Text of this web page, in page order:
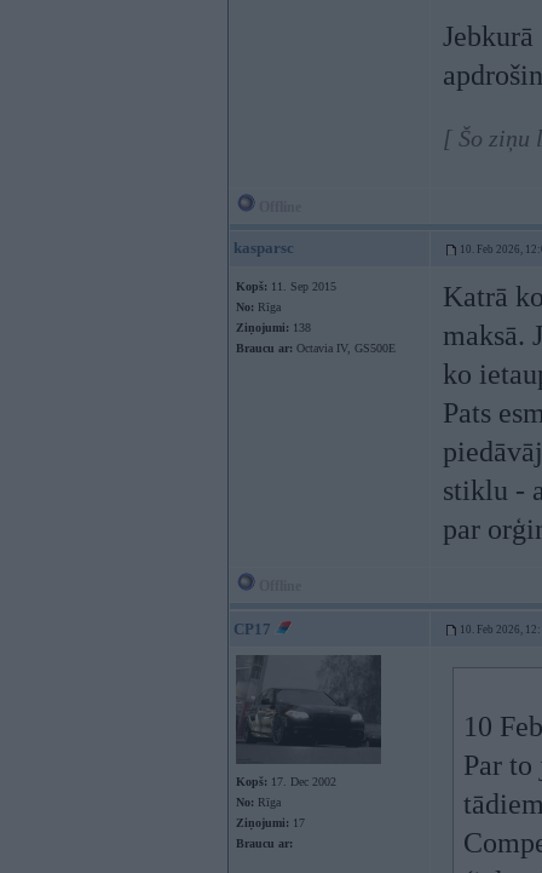
[ Šo ziņu
kasparsc 10. Feb 2026,
Kopš: 11. Sep 2015
No: Rīga
Ziņojumi: 138
Braucu ar: Octavia IV, GS500E
Katrā
maksā.
ko
Pats
stiklu -
par
CP17 10. Feb 2026,
Kopš: 17. Dec 2002
No: Rīga
Ziņojumi: 17
Braucu ar:
10
Par